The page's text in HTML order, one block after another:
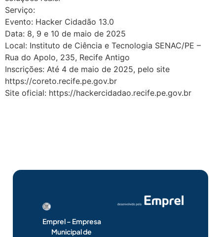
Serviço:
Evento: Hacker Cidadão 13.0
Data: 8, 9 e 10 de maio de 2025
Local: Instituto de Ciência e Tecnologia SENAC/PE –
Rua do Apolo, 235, Recife Antigo
Inscrições: Até 4 de maio de 2025, pelo site
https://coreto.recife.pe.gov.br
Site oficial: https://hackercidadao.recife.pe.gov.br
Emprel – Empresa
Municipal de